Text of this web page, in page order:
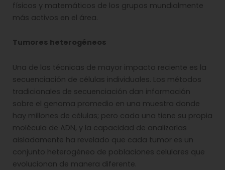
físicos y matemáticos de los grupos mundialmente
más activos en el área.
Tumores heterogéneos
Una de las técnicas de mayor impacto reciente es la
secuenciación de células individuales. Los métodos
tradicionales de secuenciación dan información
sobre el genoma promedio en una muestra donde
hay millones de células; pero cada una tiene su propia
molécula de ADN, y la capacidad de analizarlas
aisladamente ha revelado que cada tumor es un
conjunto heterogéneo de poblaciones celulares que
evolucionan de manera diferente.